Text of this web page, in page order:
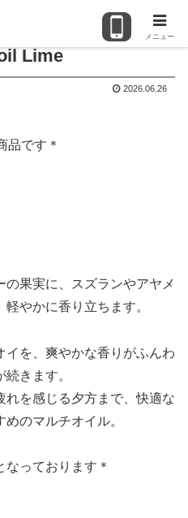
Lime
2026.06.26
品です＊
果実に、スズランやアヤメ
やかに香り立ちます。
を、爽やかな香りがふんわ
きます。
を感じる夕方まで、快適な
のマルチオイル。
なっております＊
メニュー